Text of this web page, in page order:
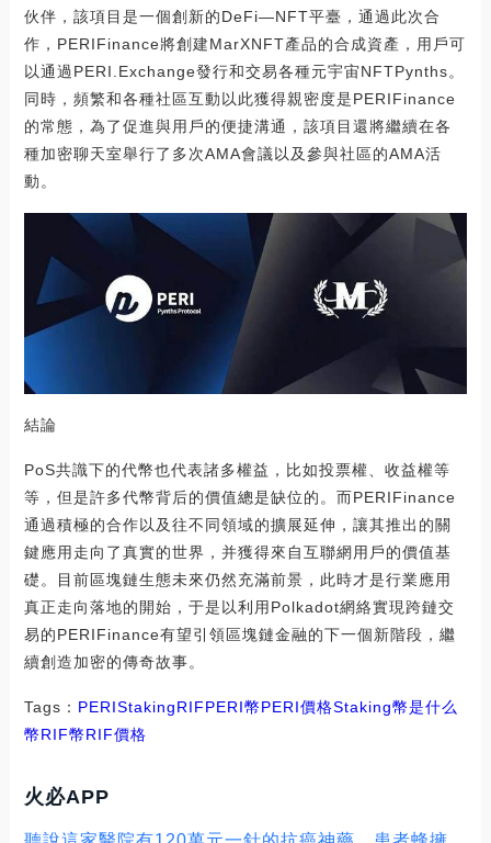
伙伴，該項目是一個創新的DeFi—NFT平臺，通過此次合
作，PERIFinance將創建MarXNFT產品的合成資產，用戶可
以通過PERI.Exchange發行和交易各種元宇宙NFTPynths。
同時，頻繁和各種社區互動以此獲得親密度是PERIFinance
的常態，為了促進與用戶的便捷溝通，該項目還將繼續在各
種加密聊天室舉行了多次AMA會議以及參與社區的AMA活
動。
結論
PoS共識下的代幣也代表諸多權益，比如投票權、收益權等
等，但是許多代幣背后的價值總是缺位的。而PERIFinance
通過積極的合作以及往不同領域的擴展延伸，讓其推出的關
鍵應用走向了真實的世界，并獲得來自互聯網用戶的價值基
礎。目前區塊鏈生態未來仍然充滿前景，此時才是行業應用
真正走向落地的開始，于是以利用Polkadot網絡實現跨鏈交
易的PERIFinance有望引領區塊鏈金融的下一個新階段，繼
續創造加密的傳奇故事。
Tags： PERIStakingRIFPERI幣PERI價格Staking幣是什么
幣RIF幣RIF價格
火必APP